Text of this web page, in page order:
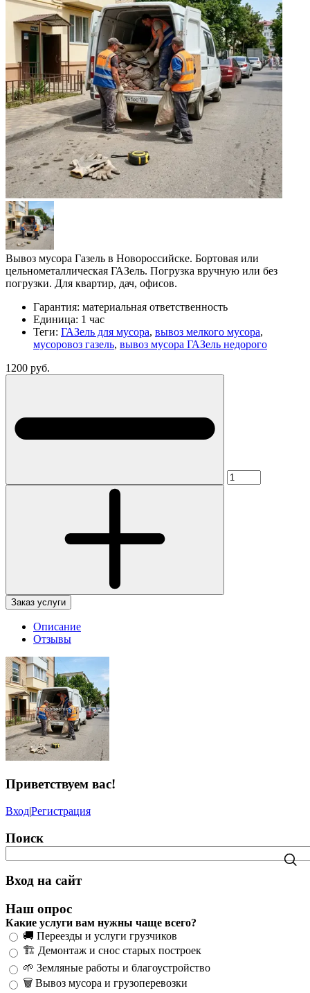
Вывоз мусора Газель в Новороссийске. Бортовая или
цельнометаллическая ГАЗель. Погрузка вручную или без
погрузки. Для квартир, дач, офисов.
Гарантия: материальная ответственность
Единица: 1 час
Теги: ГАЗель для мусора, вывоз мелкого мусора,
мусоровоз газель, вывоз мусора ГАЗель недорого
1200 руб.
Заказ услуги
Описание
Отзывы
Приветствуем вас!
Вход|Регистрация
Поиск
Вход на сайт
Наш опрос
Какие услуги вам нужны чаще всего?
🚚 Переезды и услуги грузчиков
🏗️ Демонтаж и снос старых построек
🌱 Земляные работы и благоустройство
🗑️ Вывоз мусора и грузоперевозки